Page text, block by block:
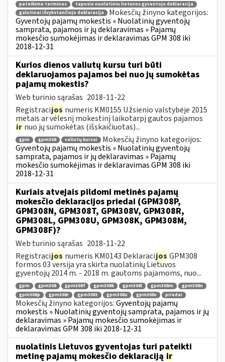
pateikimo terminas
tapusio nuolatiniu lietuvos gyventoju deklaracija
galutinai išvykstančiojo deklaracija
Mokesčių žinyno kategorijos:
Gyventojų pajamų mokestis » Nuolatinių gyventojų
samprata, pajamos ir jų deklaravimas » Pajamų
mokesčio sumokėjimas ir deklaravimas GPM 308 iki
2018-12-31
Kurios dienos valiutų kursu turi būti
deklaruojamos pajamos bei nuo jų sumokėtas
pajamų mokestis?
Web turinio sąrašas 2018-11-22
Registracijos numeris KM0155 Užsienio valstybėje 2015
metais ar vėlesnį mokestinį laikotarpį gautos pajamos
ir nuo jų sumokėtas (išskaičiuotas)...
gpm gpm308 valiutų kursai
Mokesčių žinyno kategorijos:
Gyventojų pajamų mokestis » Nuolatinių gyventojų
samprata, pajamos ir jų deklaravimas » Pajamų
mokesčio sumokėjimas ir deklaravimas GPM 308 iki
2018-12-31
Kuriais atvejais pildomi metinės pajamų
mokesčio deklaracijos priedai (GPM308P,
GPM308N, GPM308T, GPM308V, GPM308R,
GPM308L, GPM308U, GPM308K, GPM308M,
GPM308F)?
Web turinio sąrašas 2018-11-22
Registracijos numeris KM0143 Deklaracijos GPM308
formos 03 versija yra skirta nuolatinių Lietuvos
gyventojų 2014 m. - 2018 m. gautoms pajamoms, nuo...
gpm gpm308 gpm308f gpm308k gpm308l gpm308m
gpm308n
gpm308p
gpm308r gpm308t gpm308u gpm308v priedai
Mokesčių žinyno kategorijos:Gyventojų pajamų
mokestis » Nuolatinių gyventojų samprata, pajamos ir jų
deklaravimas » Pajamų mokesčio sumokėjimas ir
deklaravimas GPM 308 iki 2018-12-31
nuolatinis Lietuvos gyventojas turi pateikti
metinę pajamų mokesčio deklaraciją ir